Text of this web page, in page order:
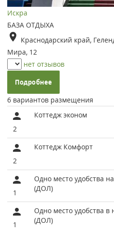
Искра
БАЗА ОТДЫХА
Краснодарский край,
Мира, 12
нет отзывов
Подробнее
6 вариантов размещения
2
Коттедж эконом
2
Коттедж Комфорт
1
Одно место удобства
(ДОЛ)
1
Одно место удобства в
(ДОЛ)